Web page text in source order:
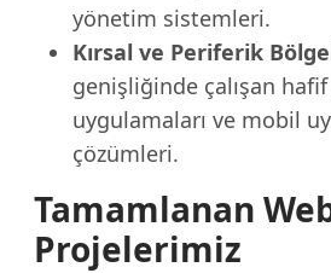
yönetim sistemleri.
Kırsal ve Periferik
genişliğinde çalışan
uygulamaları ve mobil
çözümleri.
Tamamlanan
Projelerimiz